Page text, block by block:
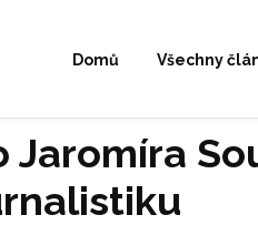
Domů Všechny
Jaromíra